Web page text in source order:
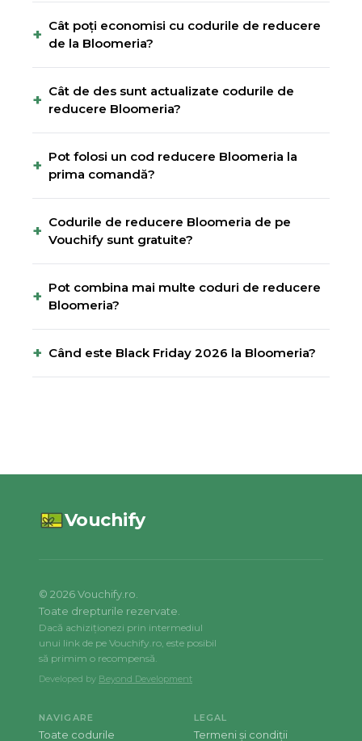
+ Cât poți economisi cu codurile de reducere
de la Bloomeria?
+ Cât de des sunt actualizate codurile de
reducere Bloomeria?
+ Pot folosi un cod reducere Bloomeria la
prima comandă?
+ Codurile de reducere Bloomeria de pe
Vouchify sunt gratuite?
+ Pot combina mai multe coduri de reducere
Bloomeria?
+ Când este Black Friday 2026 la Bloomeria?
Vouchify
© 2026Vouchify.ro.
Toate drepturile rezervate.
Dacă achiziționezi prin intermediul
unui link de pe Vouchify.ro, este posibil
să primim o recompensă.
Developed by Beyond Development
NAVIGARE
Toate codurile
LEGAL
Termeni și condiții